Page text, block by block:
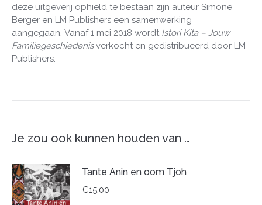
deze uitgeverij ophield te bestaan zijn auteur Simone
Berger en LM Publishers een samenwerking
aangegaan. Vanaf 1 mei 2018 wordt Istori Kita – Jouw
Familiegeschiedenisverkocht en gedistribueerd door LM
Publishers.
Je zou ook kunnen houden van …
Tante Anin en oom Tjoh
€15,00